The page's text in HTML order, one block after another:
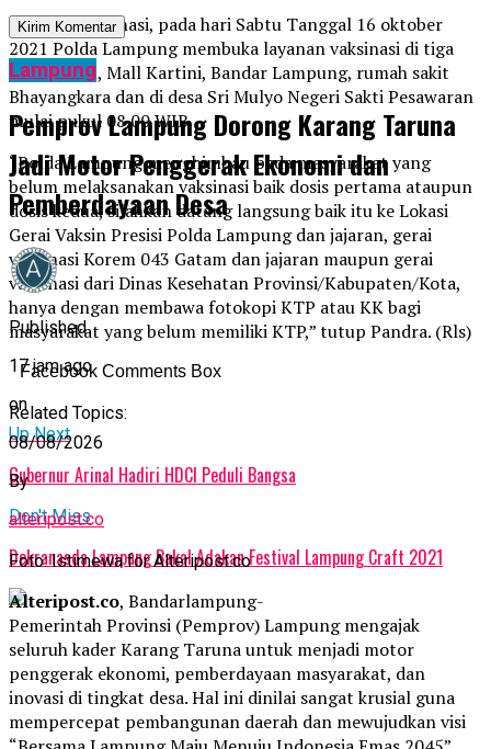
Sebagai informasi, pada hari Sabtu Tanggal 16 oktober
2021 Polda Lampung membuka layanan vaksinasi di tiga
lokasi yaitu, Mall Kartini, Bandar Lampung, rumah sakit
Bhayangkara dan di desa Sri Mulyo Negeri Sakti Pesawaran
mulai pukul 08.00 WIB.
“Polda Lampung menghimbau pada masyarakat yang
belum melaksanakan vaksinasi baik dosis pertama ataupun
dosis kedua, silahkan datang langsung baik itu ke Lokasi
Gerai Vaksin Presisi Polda Lampung dan jajaran, gerai
vaksinasi Korem 043 Gatam dan jajaran maupun gerai
vaksinasi dari Dinas Kesehatan Provinsi/Kabupaten/Kota,
hanya dengan membawa fotokopi KTP atau KK bagi
masyarakat yang belum memiliki KTP,” tutup Pandra. (Rls)
Facebook Comments Box
Related Topics:
Up Next
Gubernur Arinal Hadiri HDCI Peduli Bangsa
Don't Miss
Dekranasda Lampung Bakal Adakan Festival Lampung Craft 2021
Lampung
Pemprov Lampung Dorong Karang Taruna
Jadi Motor Penggerak Ekonomi dan
Pemberdayaan Desa
Published
17 jam ago
on
08/08/2026
By
alteripost.co
Foto: Istimewa for Alteripost.co
Alteripost.co, Bandarlampung-
Pemerintah Provinsi (Pemprov) Lampung mengajak
seluruh kader Karang Taruna untuk menjadi motor
penggerak ekonomi, pemberdayaan masyarakat, dan
inovasi di tingkat desa. Hal ini dinilai sangat krusial guna
mempercepat pembangunan daerah dan mewujudkan visi